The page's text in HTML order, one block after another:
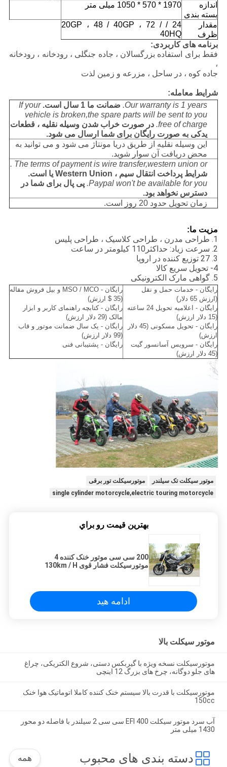
اندازه
بسته بندی
1970 * 570 * 1050 میلی متر
مقدار
ظرف
24 / 20GP ، 48 / 40GP ، 72 /
40HQ
برنامه های کاربردی:
فقط برای استفاده بزرگسالان ، جاده جنگلی ، رودخانه ، رودخانه
،
جاده کوه ، در ساحل ، مزرعه و زمین لذت
شرایط معامله:
Our warranty is 1 years. ضمانت ما 1 سال است.
If your
vehicle is broken,the spare parts will be sent to you
free of charge. در صورت خراب شدن وسیله نقلیه ، قطعات
یدکی به صورت رایگان برای شما ارسال می شود.
این وسیله نقلیه از طریق دریا مونتاژ می شود و می توانید به
محض دریافت آن سوار شوید.
The terms of payment is wire transfer,western union or .
شرایط پرداخت انتقال سیم ، Western Union یا است.
Paypal won't be available for you. پی پال برای شما در
دسترس نخواهد بود.
زمان تحویل حدود 20 روز است.
مزیت ما:
1. طراحی مدرن ، طراحی کلاسیک ، طراحی پلیس
2. سرعت زیاد: حداکثر110 کیلومتر در ساعت
3. 27 توزیع کننده در اروپا
4- تحویل سریع کالا
5. گواهی مارک الکترونیکی
رایگان - خدمات حمل و نقل
(ارزش 65 دلار)
رایگان - اعلامیه تحویل 24 ساعته
(15 دلار ارزش)
رایگان - تحویل مسکونی (45 دلار
ارزش)
رایگان - سرویس آسانسور گیت
(45 دلار ارزش)
رایگان - MSO / MCO و بیل فروش مقاله
(35 $ ارزش)
رایگان - کتابچه راهنمای کاربر و ابزار
مالک (29 دلار ارزش)
رایگان - یک سال ضمانت موتور و قاب
(99 دلار ارزش)
رایگان - پشتیبانی فنی
موتور سیکلت تک سیلندر
موتورسیکلت تور برقی
single cylinder motorcycle,electric touring motorcycle
بهترين قيمت رو براي
200 سی سی موتور خنک کننده 4
موتورسیکلت فشار قوی 130km / H
ادامه هید
موتور سیکلت بالا
موتورسیکلت نسخه ویژه با گیربکس دستی، شروع الکتریکی، چراغ
های جلو دوگانه، چرخ های بزرگ 12 اینچی
موتورسیکلت با قدرت بالا سیستم خنک کننده کاملا اتوماتیک هوا خنک
150cc
آب سرد موتور سیکلت EFI 400 سی سی 2 سیلندر با فاصله دو محور
1430 میلی متر
دسته بندی های محبوب همه